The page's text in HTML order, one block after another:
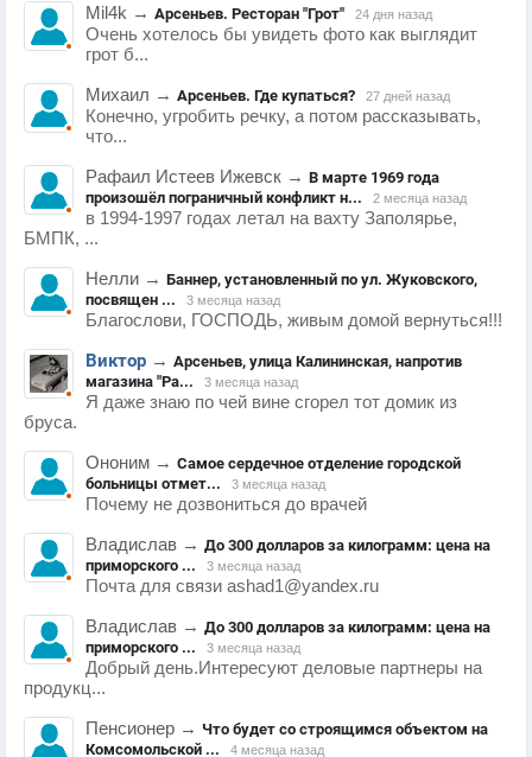
Mil4k → Арсеньев. Ресторан "Грот" 24 дня назад
Очень хотелось бы увидеть фото как выглядит
грот б...
Михаил → Арсеньев. Где купаться? 27 дней назад
Конечно, угробить речку, а потом рассказывать,
что...
Рафаил Истеев Ижевск → В марте 1969 года
произошёл пограничный конфликт н...
2 месяца назад
в 1994-1997 годах летал на вахту Заполярье,
БМПК, ...
Нелли → Баннер, установленный по ул. Жуковского,
посвящен ...
3 месяца назад
Благослови, ГОСПОДЬ, живым домой вернуться!!!
Виктор → Арсеньев, улица Калининская, напротив
магазина "Ра...
3 месяца назад
Я даже знаю по чей вине сгорел тот домик из
бруса.
Ононим → Самое сердечное отделение городской
больницы отмет...
3 месяца назад
Почему не дозвониться до врачей
Владислав → До 300 долларов за килограмм: цена на
приморского ...
3 месяца назад
Почта для связи ashad1@yandex.ru
Владислав → До 300 долларов за килограмм: цена на
приморского ...
3 месяца назад
Добрый день.Интересуют деловые партнеры на
продукц...
Пенсионер → Что будет со строящимся объектом на
Комсомольской ...
4 месяца назад